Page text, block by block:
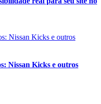
Nissan Kicks e outros